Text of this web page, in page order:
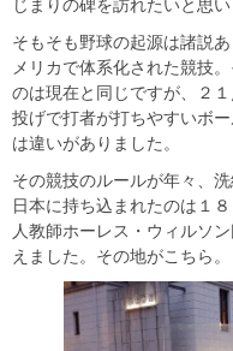
じまりの碑を訪れたいと思い
そもそも野球の起源は諸説
メリカで体系化された競技
のは現在と同じですが、２
投げで打者が打ちやすいボ
は違いがありました。
その競技のルールが年々、
日本に持ち込まれたのは１
人教師ホーレス・ウィルソ
えました。その地がこちら。